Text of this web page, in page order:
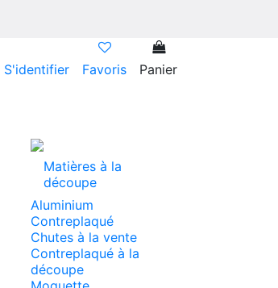
S'identifier Favoris Panier
Matières à la
découpe
Aluminium
Contreplaqué
Chutes à la vente
Contreplaqué à la
découpe